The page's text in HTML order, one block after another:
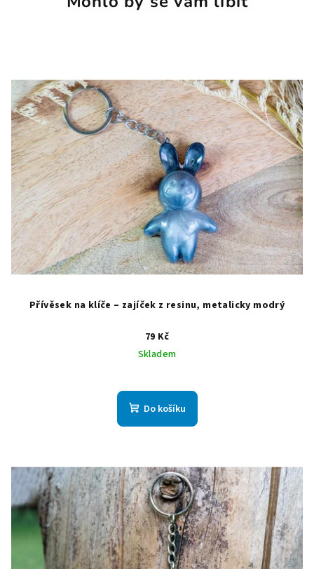
Přívěsek na klíče – zajíček z resinu, metalicky modrý
79 Kč
Skladem
Do košíku